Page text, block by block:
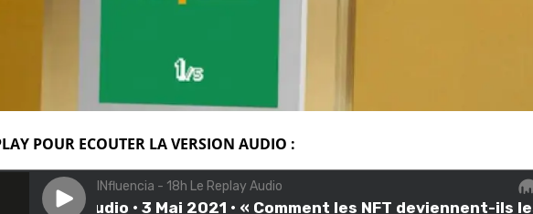
POUR ECOUTER LA VERSION AUDIO :